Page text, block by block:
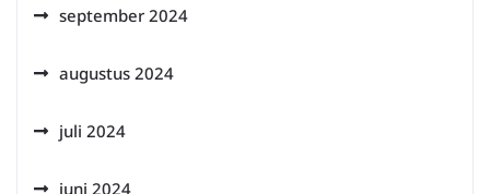
september 2024
augustus 2024
juli 2024
juni 2024